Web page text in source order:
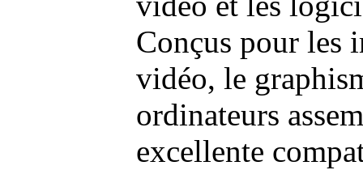
Conçus pour les
vidéo, le
ordinateurs
excellente